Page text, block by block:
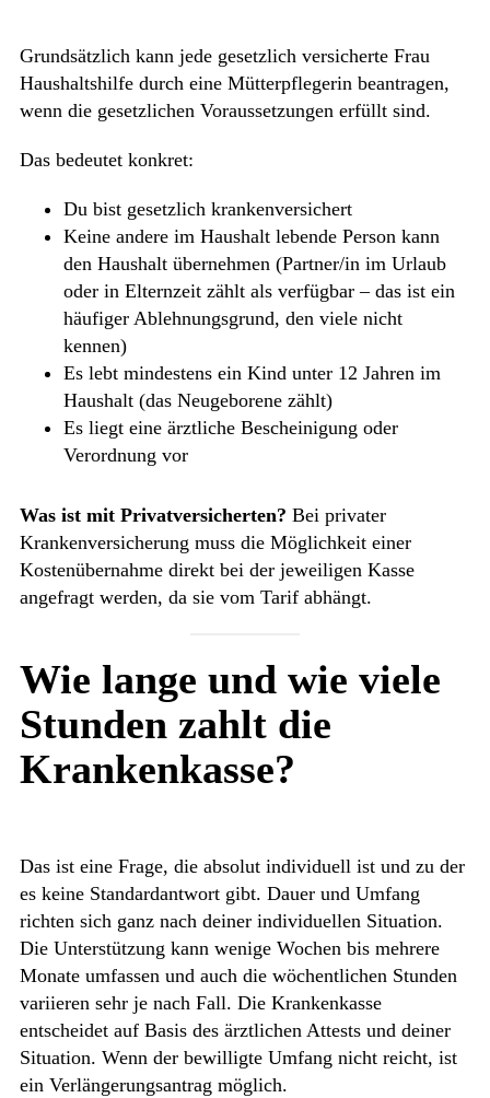
Grundsätzlich kann jede gesetzlich versicherte Frau
Haushaltshilfe durch eine Mütterpflegerin beantragen,
wenn die gesetzlichen Voraussetzungen erfüllt sind.
Das bedeutet konkret:
Du bist gesetzlich krankenversichert
Keine andere im Haushalt lebende Person kann
den Haushalt übernehmen (Partner/in im Urlaub
oder in Elternzeit zählt als verfügbar – das ist ein
häufiger Ablehnungsgrund, den viele nicht
kennen)
Es lebt mindestens ein Kind unter 12 Jahren im
Haushalt (das Neugeborene zählt)
Es liegt eine ärztliche Bescheinigung oder
Verordnung vor
Was ist mit Privatversicherten? Bei privater
Krankenversicherung muss die Möglichkeit einer
Kostenübernahme direkt bei der jeweiligen Kasse
angefragt werden, da sie vom Tarif abhängt.
Wie lange und wie viele
Stunden zahlt die
Krankenkasse?
Das ist eine Frage, die absolut individuell ist und zu der
es keine Standardantwort gibt. Dauer und Umfang
richten sich ganz nach deiner individuellen Situation.
Die Unterstützung kann wenige Wochen bis mehrere
Monate umfassen und auch die wöchentlichen Stunden
variieren sehr je nach Fall. Die Krankenkasse
entscheidet auf Basis des ärztlichen Attests und deiner
Situation. Wenn der bewilligte Umfang nicht reicht, ist
ein Verlängerungsantrag möglich.